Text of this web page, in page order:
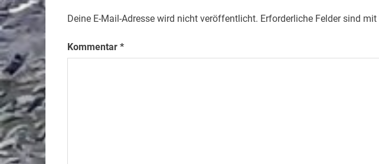
Deine E-Mail-Adresse wird nicht veröffentlicht. Erforderliche Felder sind mit
Kommentar *